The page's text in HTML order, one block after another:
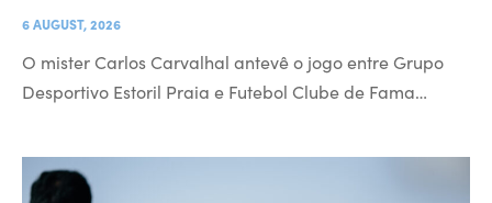
6 AUGUST, 2026
O mister Carlos Carvalhal antevê o jogo entre Grupo
Desportivo Estoril Praia e Futebol Clube de Fama…